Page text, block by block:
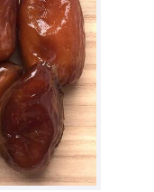
may be
chosen
on the
product
page